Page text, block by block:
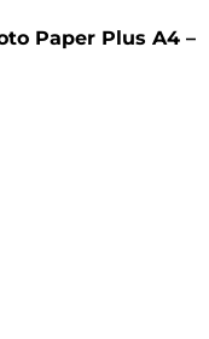
Paper Plus A4 –